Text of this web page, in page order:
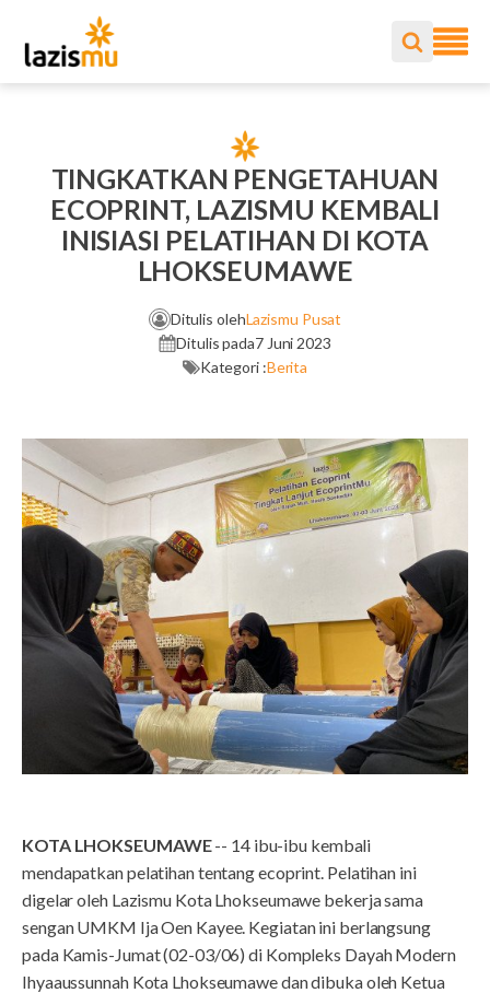
TINGKATKAN PENGETAHUAN
ECOPRINT, LAZISMU KEMBALI
INISIASI PELATIHAN DI KOTA
LHOKSEUMAWE
Ditulis olehLazismu Pusat
Ditulis pada7 Juni 2023
Kategori :Berita
KOTA LHOKSEUMAWE-- 14 ibu-ibu kembali
mendapatkan pelatihan tentang ecoprint. Pelatihan ini
digelar oleh Lazismu Kota Lhokseumawe bekerja sama
sengan UMKM Ija Oen Kayee. Kegiatan ini berlangsung
pada Kamis-Jumat (02-03/06) di Kompleks Dayah Modern
Ihyaaussunnah Kota Lhokseumawe dan dibuka oleh Ketua